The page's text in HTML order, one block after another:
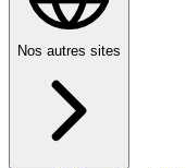
Nos autres sites